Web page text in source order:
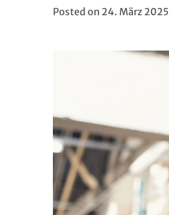
Posted on 24. März 2025